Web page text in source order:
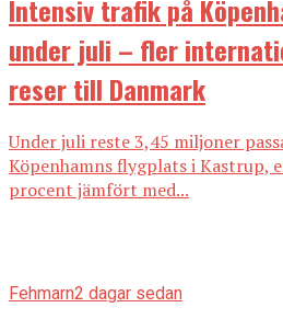
Intensiv trafik på
under juli – fler
reser till Danmark
Under juli reste 3,45 miljoner
Köpenhamns flygplats i Kastrup,
procent jämfört med...
Fehmarn2 dagar sedan